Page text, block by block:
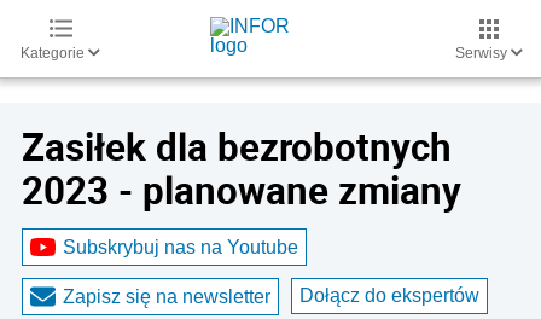
Kategorie Serwisy
Zasiłek dla bezrobotnych
2023 - planowane zmiany
Subskrybuj nas na Youtube
Zapisz się na newsletter Dołącz do ekspertów